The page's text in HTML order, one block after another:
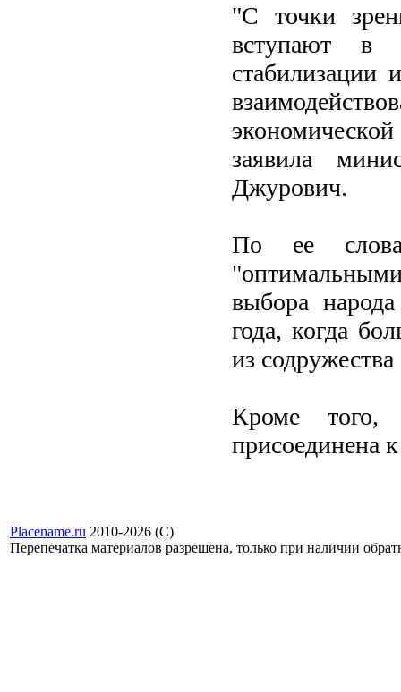
"С точки
вступают в
стабилизации
заявила
Джурович.
По ее
выбора
года, когда
из
Кроме
присоединена
Placename.ru 2010-2026 (С)
Перепечатка материалов разрешена, только при наличии